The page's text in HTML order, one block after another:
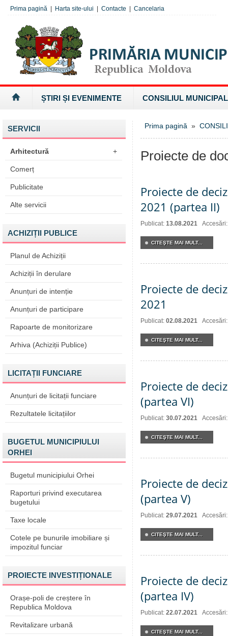
Prima pagină Harta site-ului Contacte Cancelaria
ȘTIRI ȘI EVENIMENTE CONSILIUL MUNICIPAL
SERVICII
Arhitectură +
Comerț
Publicitate
Alte servicii
ACHIZIȚII PUBLICE
Planul de Achiziții
Achiziții în derulare
Anunțuri de intenție
Anunțuri de participare
Rapoarte de monitorizare
Arhiva (Achiziții Publice)
LICITAȚII FUNCIARE
Anunțuri de licitații funciare
Rezultatele licitațiilor
BUGETUL MUNICIPIULUI
ORHEI
Bugetul municipiului Orhei
Raporturi privind executarea
bugetului
Taxe locale
Cotele pe bunurile imobiliare și
impozitul funciar
PROIECTE INVESTIȚIONALE
Orașe-poli de creștere în
Republica Moldova
Revitalizare urbană
Prima pagină »
Proiecte de
Proiecte de
2021 (partea II)
Publicat: 13.08.2021
CITEŞTE MAI MULT...
Proiecte de
2021
Publicat: 02.08.2021
CITEŞTE MAI MULT...
Proiecte de
(partea VI)
Publicat: 30.07.2021
CITEŞTE MAI MULT...
Proiecte de
(partea V)
Publicat: 29.07.2021
CITEŞTE MAI MULT...
Proiecte de
(partea IV)
Publicat: 22.07.2021
CITEŞTE MAI MULT...